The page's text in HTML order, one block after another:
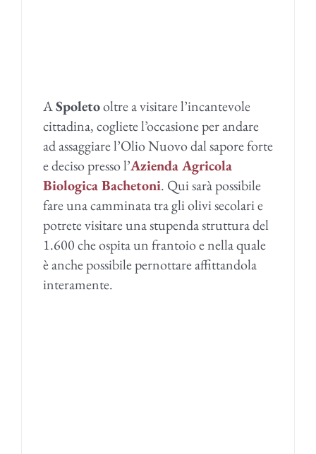
ASpoletooltre a visitare l’incantevole
cittadina, cogliete l’occasione per andare
ad assaggiare l’Olio Nuovo dal sapore forte
e deciso presso l’Azienda Agricola
Biologica Bachetoni. Qui sarà possibile
fare una camminata tra gli olivi secolari e
potrete visitare una stupenda struttura del
1.600 che ospita un frantoio e nella quale
è anche possibile pernottare affittandola
interamente.